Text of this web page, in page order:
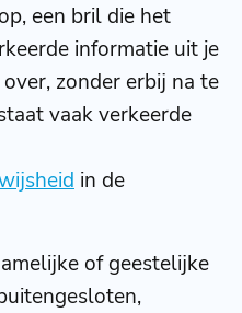
een bril die het
informatie uit je
zonder erbij na te
vaak verkeerde
in de
of geestelijke